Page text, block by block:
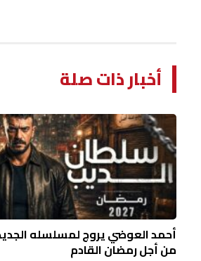
أخبار ذات صلة
أحمد العوضي يروج لمسلسله
من أجل رمضان القادم